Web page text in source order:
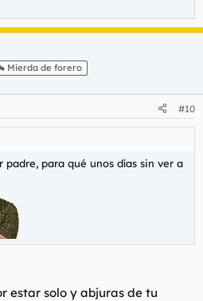
Mierda de forero
#10
padre, para qué unos días sin ver a
estar solo y abjuras de tu